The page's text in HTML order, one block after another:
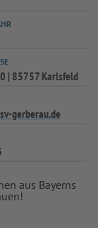
| 85757 Karlsfeld
gerberau.de
aus Bayerns